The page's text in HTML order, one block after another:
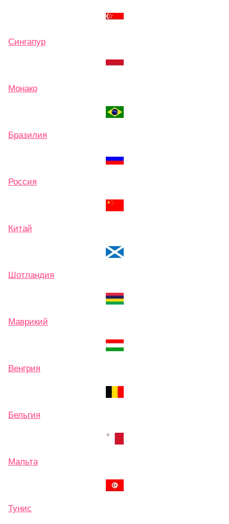
Сингапур
Монако
Бразилия
Россия
Китай
Шотландия
Маврикий
Венгрия
Бельгия
Мальта
Тунис